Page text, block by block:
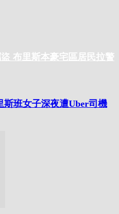
布里斯本豪宅區居民拉警
班女子深夜遭Uber司機